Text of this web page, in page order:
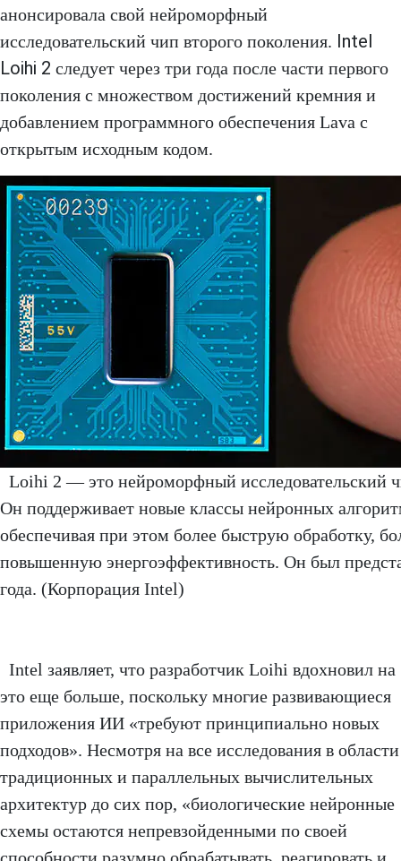
анонсировала свой нейроморфный
исследовательский чип второго поколения. Intel
Loihi 2 следует через три года после части первого
поколения с множеством достижений кремния и
добавлением программного обеспечения Lava с
открытым исходным кодом.
Loihi 2 — это нейроморфный исследовательский
Он поддерживает новые классы нейронных
обеспечивая при этом более быструю обработку,
повышенную энергоэффективность. Он был
года. (Корпорация Intel)
Intel заявляет, что разработчик Loihi вдохновил на
это еще больше, поскольку многие развивающиеся
приложения ИИ «требуют принципиально новых
подходов». Несмотря на все исследования в области
традиционных и параллельных вычислительных
архитектур до сих пор, «биологические нейронные
схемы остаются непревзойденными по своей